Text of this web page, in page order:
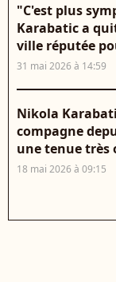
"C'est plus
Karabatic a
ville réputée
31 mai 2026 à 14:59
Nikola
compagne
une tenue très
18 mai 2026 à 09:15